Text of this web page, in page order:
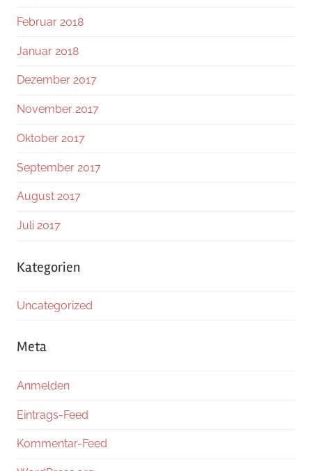
Februar 2018
Januar 2018
Dezember 2017
November 2017
Oktober 2017
September 2017
August 2017
Juli 2017
Kategorien
Uncategorized
Meta
Anmelden
Eintrags-Feed
Kommentar-Feed